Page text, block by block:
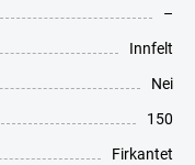
–
Innfelt
Nei
150
Firkantet